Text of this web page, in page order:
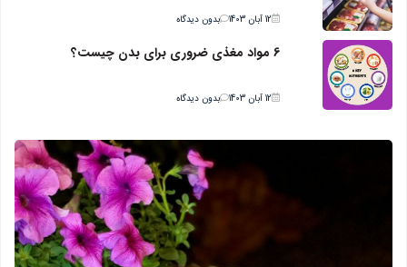
12 آبان 1403 بدون دیدگاه
6 مواد مغذی ضروری برای بدن چیست؟
12 آبان 1403 بدون دیدگاه